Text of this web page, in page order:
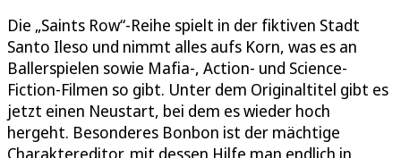
Die „Saints Row“-Reihe spielt in der fiktiven Stadt
Santo Ileso und nimmt alles aufs Korn, was es an
Ballerspielen sowie Mafia-, Action- und Science-
Fiction-Filmen so gibt. Unter dem Originaltitel gibt es
jetzt einen Neustart, bei dem es wieder hoch
hergeht. Besonderes Bonbon ist der mächtige